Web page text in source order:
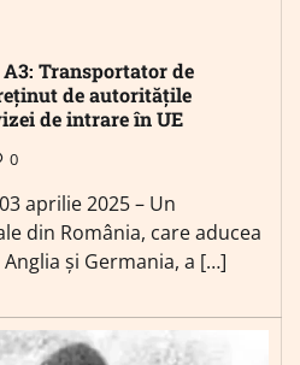
Transportator de
de autoritățile
de intrare în UE
0
aprilie 2025 – Un
din România, care aducea
și Germania, a […]